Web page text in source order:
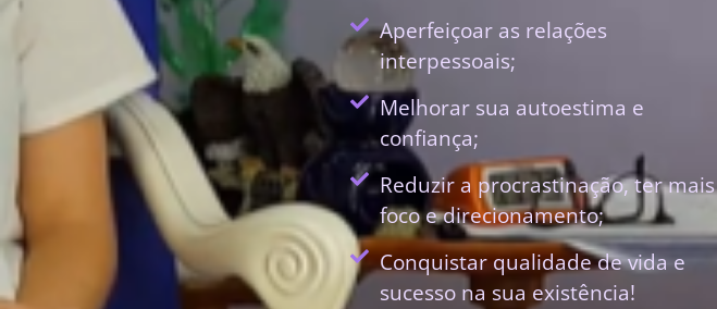
Aperfeiçoar as relações
interpessoais;
Melhorar sua autoestima e
confiança;
Reduzir a procrastinação, ter mais
foco e direcionamento;
Conquistar qualidade de vida e
sucesso na sua existência!